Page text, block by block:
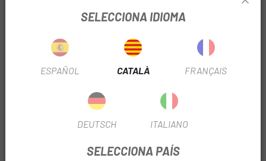
AVISA'M QUAN ESTIGUI DISPONIBLE
Págalo a plazos con
16,23 al mes en cuotas
*Importe a financiar584,23 € Importe total adeudado
5,83 %/
Tija Rock Shox Reverb AXS B2 30.9mm (Sense
l'ecosistema AXS en brindar al ciclista controls
SELECCIONA IDIOMA
ESPAÑOL CATALÀ FRANÇAIS
DEUTSCH ITALIANO
SELECCIONA PAÍS